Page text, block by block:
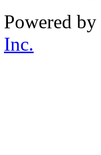
Powered by
Inc.